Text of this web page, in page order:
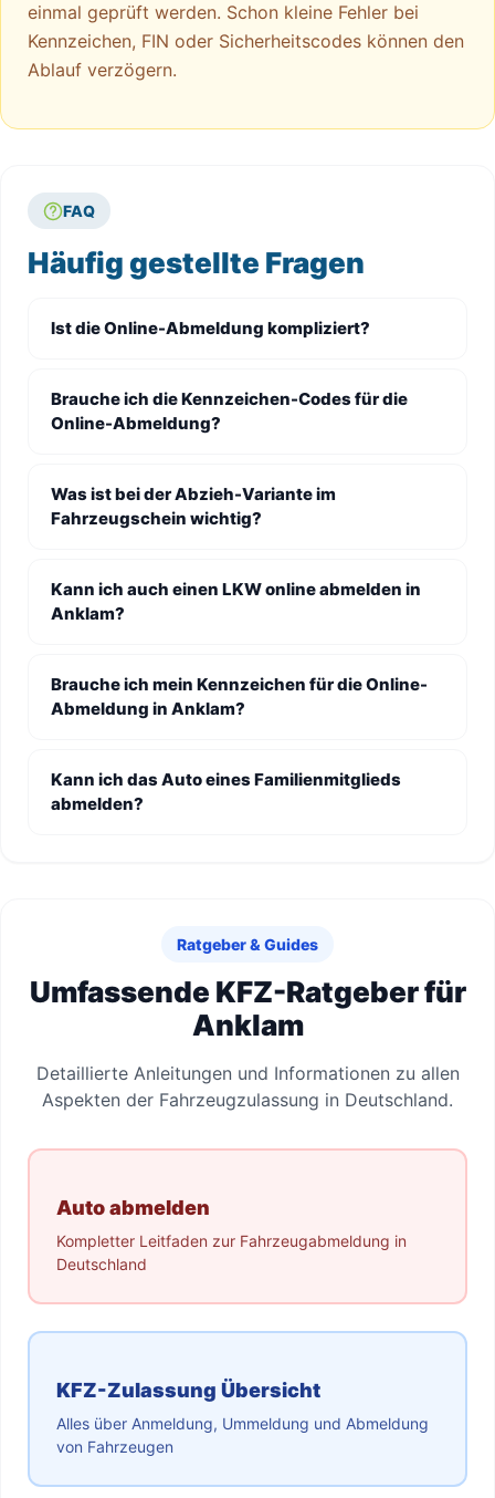
einmal geprüft werden. Schon kleine Fehler bei
Kennzeichen, FIN oder Sicherheitscodes können den
Ablauf verzögern.
FAQ
Häufig gestellte Fragen
Ist die Online-Abmeldung kompliziert?
Brauche ich die Kennzeichen-Codes für die
Online-Abmeldung?
Was ist bei der Abzieh-Variante im
Fahrzeugschein wichtig?
Kann ich auch einen LKW online abmelden in
Anklam?
Brauche ich mein Kennzeichen für die Online-
Abmeldung in Anklam?
Kann ich das Auto eines Familienmitglieds
abmelden?
Ratgeber & Guides
Umfassende KFZ-Ratgeber für
Anklam
Detaillierte Anleitungen und Informationen zu allen
Aspekten der Fahrzeugzulassung in Deutschland.
Auto abmelden
Kompletter Leitfaden zur Fahrzeugabmeldung in
Deutschland
KFZ-Zulassung Übersicht
Alles über Anmeldung, Ummeldung und Abmeldung
von Fahrzeugen